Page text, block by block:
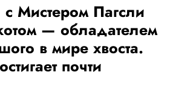
с Мистером Пагсли
— обладателем
в мире хвоста.
почти